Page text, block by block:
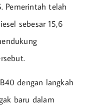
Pemerintah telah
sebesar 15,6
dengan langkah
baru dalam